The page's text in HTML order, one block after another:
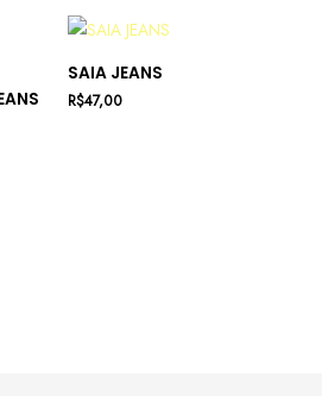
SAIA JEANS
R$47,00